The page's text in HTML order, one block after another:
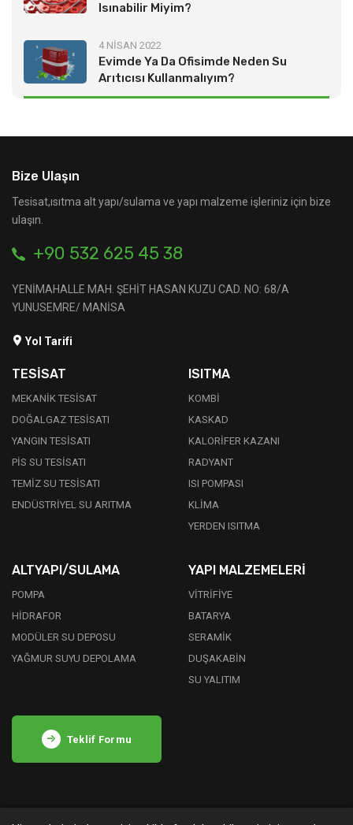
Isınabilir Miyim?
4 NİSAN 2022
Evimde Ya Da Ofisimde Neden Su
Arıtıcısı Kullanmalıyım?
Bize Ulaşın
Tesisat,ısıtma alt yapı/sulama ve yapı malzeme işleriniz için bize
ulaşın.
+90 532 625 45 38
YENİMAHALLE MAH. ŞEHİT HASAN KUZU CAD. NO: 68/A
YUNUSEMRE/ MANİSA
Yol Tarifi
TESİSAT
MEKANİK TESİSAT
DOĞALGAZ TESİSATI
YANGIN TESİSATI
PİS SU TESİSATI
TEMİZ SU TESİSATI
ENDÜSTRİYEL SU ARITMA
ISITMA
KOMBİ
KASKAD
KALORİFER KAZANI
RADYANT
ISI POMPASI
KLİMA
YERDEN ISITMA
ALTYAPI/SULAMA
POMPA
HİDRAFOR
MODÜLER SU DEPOSU
YAĞMUR SUYU DEPOLAMA
YAPI MALZEMELERİ
VİTRİFİYE
BATARYA
SERAMİK
DUŞAKABİN
SU YALITIM
Teklif Formu